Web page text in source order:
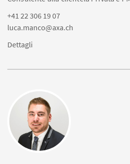
+41 22 306 19 07
luca.manco@axa.ch
Dettagli